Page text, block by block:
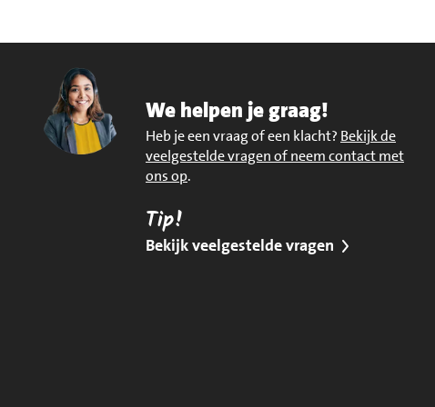
We helpen je graag!
Heb je een vraag of een klacht? Bekijk de
veelgestelde vragen of neem contact met
ons op.
Tip!
Bekijk veelgestelde vragen